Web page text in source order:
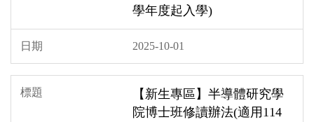
學年度起入學)
2025-10-01
【新生專區】半導體研究學
院博士班修讀辦法(適用114